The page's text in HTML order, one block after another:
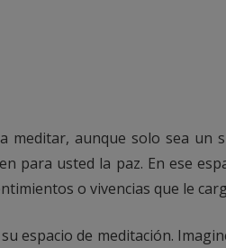
meditar, aunque solo sea un
para usted la paz. En ese
o vivencias que le
espacio de meditación.